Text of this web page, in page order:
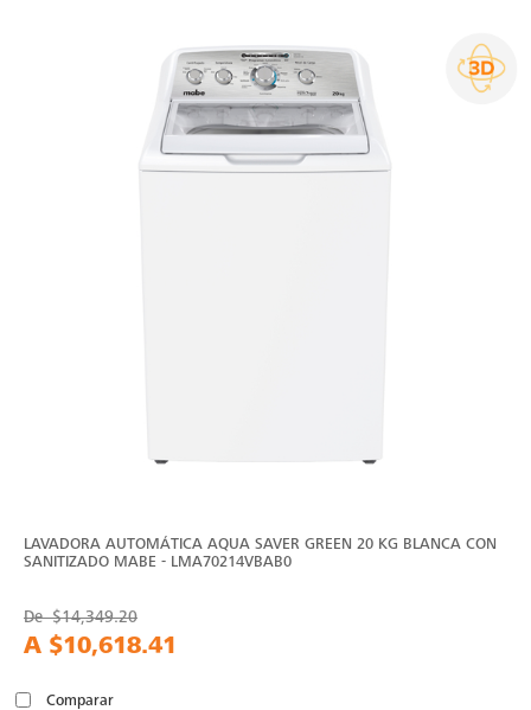
LAVADORA AUTOMÁTICA AQUA SAVER GREEN 20 KG BLANCA CON
SANITIZADO MABE - LMA70214VBAB0
De$14,349.20
A $10,618.41
Comparar